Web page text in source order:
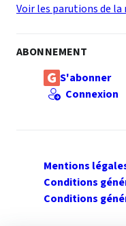
Voir les parutions de
ABONNEMENT
S'abonner
Connexion
Mentions
Conditions
Conditions